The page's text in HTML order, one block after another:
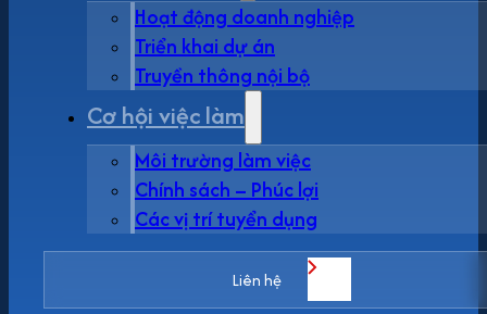
Hoạt động doanh nghiệp
Triển khai dự án
Truyền thông nội bộ
Cơ hội việc làm
Môi trường làm việc
Chính sách – Phúc lợi
Các vị trí tuyển dụng
Liên hệ